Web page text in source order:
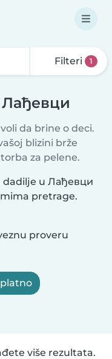
Filteri 1
da brine o deci.
blizini brže
za pelene.
dadilje u Лађевци
pretrage.
proveru
više rezultata.